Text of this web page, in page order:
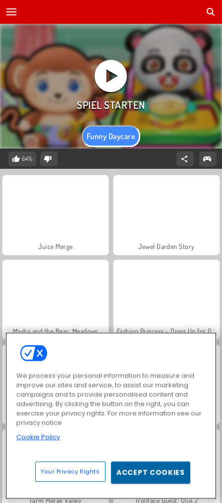
Funny Daycare
64%
Juice Merge Jewel Garden Story
Masha and the Bear: Meadows Fashion Princess - Dress Up for Girls
Grand Mahjong Connect Scala 40
Farm Merge Valley Trollface Quest: USA 2
We process your personal information to measure and
improve our sites and service, to assist our marketing
campaigns and to provide personalised content and
advertising. By clicking the button on the right, you can
exercise your privacy rights. For more information see our
privacy notice
Cookie Policy
Your Privacy Rights ACCEPT COOKIES